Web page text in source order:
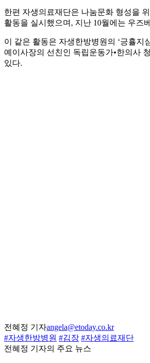
한편 자생의료재단은 나눔문화 형성을
활동을 실시했으며, 지난 10월에는 우즈
이 같은 활동은 자생한방병원의 ‘긍휼지
예이사장의 선친인 독립운동가•한의사
있다.
전혜정 기자angela@etoday.co.kr
#자생한방병원 #김장 #자생의료재단
전혜정 기자의 주요 뉴스